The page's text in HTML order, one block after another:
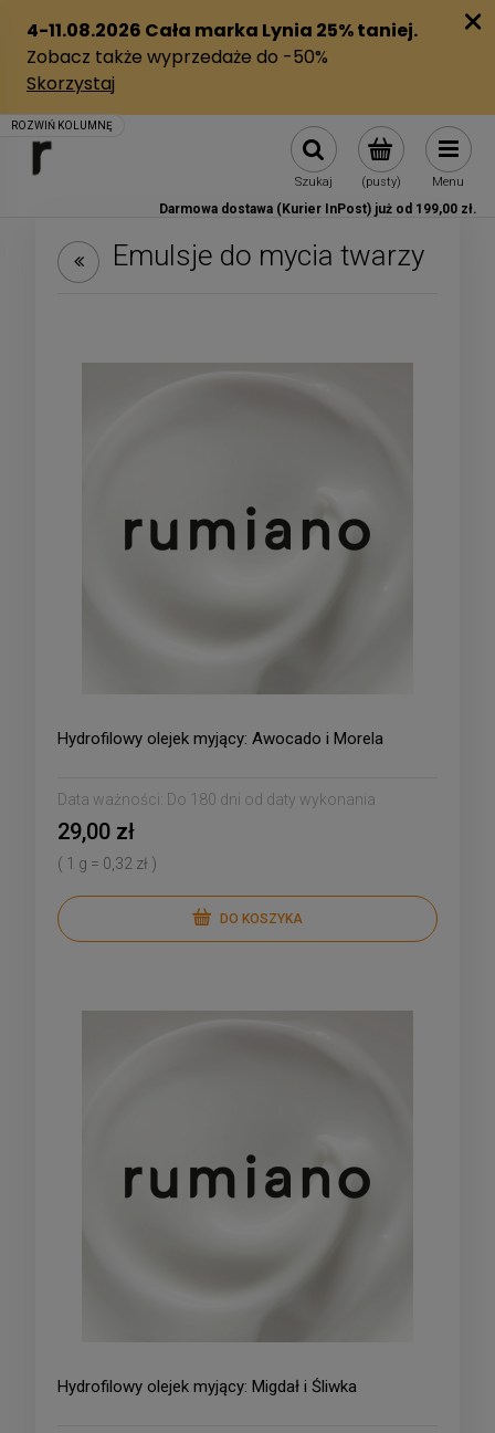
(pusty)
Szukaj Menu
Darmowa dostawa (Kurier InPost) już od 199,00 zł.
Emulsje do mycia twarzy
Hydrofilowy olejek myjący: Awocado i Morela
Data ważności: Do 180 dni od daty wykonania
29,00 zł
( 1 g = 0,32 zł )
DO KOSZYKA
Hydrofilowy olejek myjący: Migdał i Śliwka